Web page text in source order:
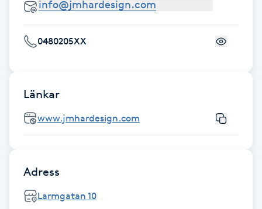
Healing
Herrklippning
HIFU
Hollywood Peel
Hot Stone Massage
Hot yoga
0480205XX
Länkar
www.jmhardesign.com
Adress
Larmgatan 10